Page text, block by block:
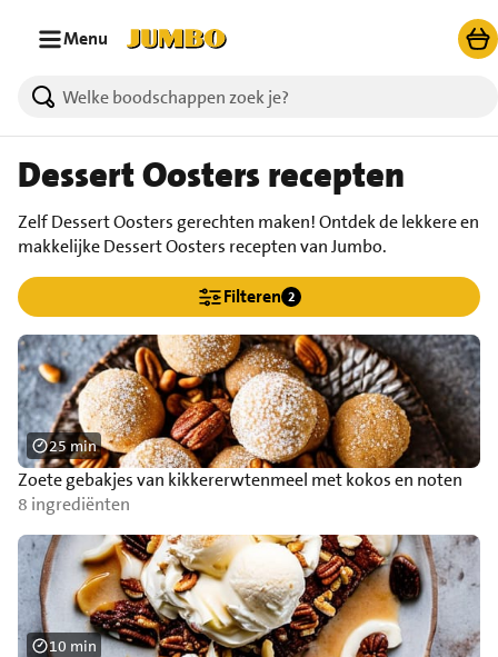
Menu
Dessert Oosters recepten
Zelf Dessert Oosters gerechten maken! Ontdek de lekkere en
makkelijke Dessert Oosters recepten van Jumbo.
Filteren 2
Zoete gebakjes van kikkererwtenmeel met kokos en noten
8 ingrediënten
25 min
10 min